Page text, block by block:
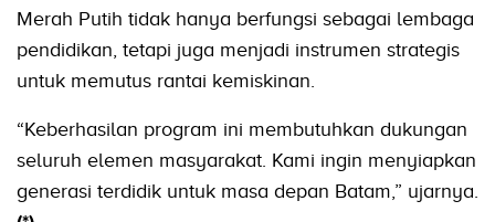
Merah Putih tidak hanya berfungsi sebagai lembaga
pendidikan, tetapi juga menjadi instrumen strategis
untuk memutus rantai kemiskinan.
“Keberhasilan program ini membutuhkan dukungan
seluruh elemen masyarakat. Kami ingin menyiapkan
generasi terdidik untuk masa depan Batam,” ujarnya.